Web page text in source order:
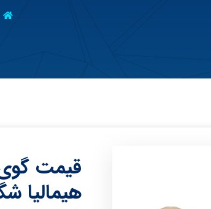
قیمت
هیمالیا